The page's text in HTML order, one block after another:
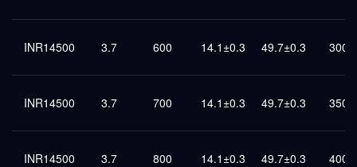
INR14500 3.7 600 14.1±0.3 49.7±0.3 300
INR14500 3.7 700 14.1±0.3 49.7±0.3 350
INR14500 3.7 800 14.1±0.3 49.7±0.3 400